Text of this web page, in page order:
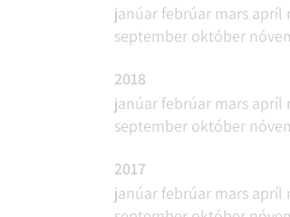
janúar febrúar mars apríl
september október
2018
janúar febrúar mars apríl
september október
2017
janúar febrúar mars apríl